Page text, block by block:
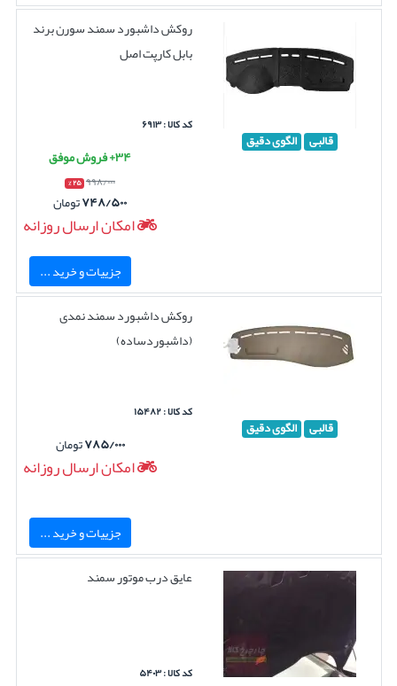
قالبی الگوی دقیق
روکش داشبورد سمند سورن برند
بابل کارپت اصل
کد کالا : ۶۹۱۳
۳۴+ فروش موفق
۹۹۸/۰۰۰ ۲۵ %
۷۴۸/۵۰۰تومان
امکان ارسال روزانه
جزییات و خرید ...
قالبی الگوی دقیق
روکش داشبورد سمند نمدی
(داشبوردساده)
کد کالا : ۱۵۴۸۲
۷۸۵/۰۰۰تومان
امکان ارسال روزانه
جزییات و خرید ...
عایق درب موتور سمند
کد کالا : ۵۴۰۳